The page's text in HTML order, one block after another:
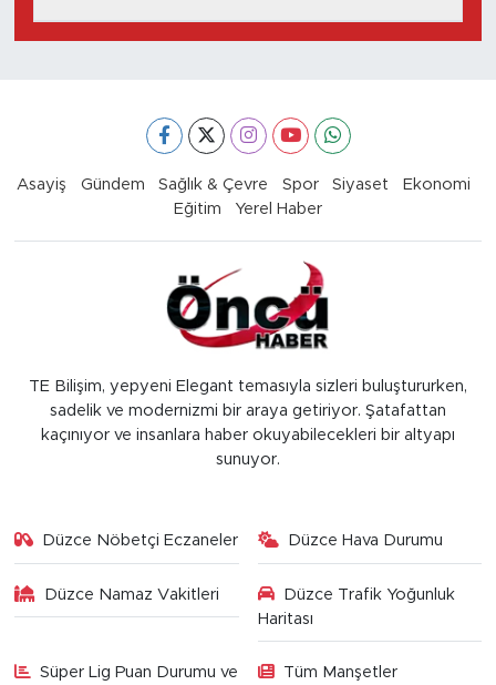
Asayiş Gündem Sağlık & Çevre Spor Siyaset
Ekonomi
Eğitim
Yerel Haber
TE Bilişim, yepyeni Elegant temasıyla sizleri buluştururken,
sadelik ve modernizmi bir araya getiriyor. Şatafattan
kaçınıyor ve insanlara haber okuyabilecekleri bir altyapı
sunuyor.
Düzce Nöbetçi Eczaneler Düzce Hava Durumu
Düzce Namaz Vakitleri
Düzce Trafik Yoğunluk
Haritası
Süper Lig Puan Durumu ve Tüm Manşetler